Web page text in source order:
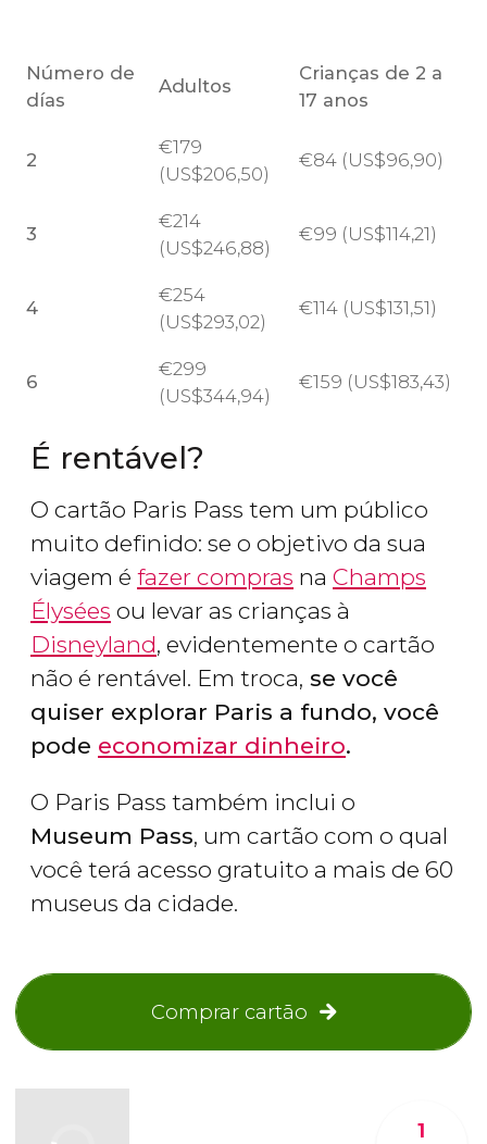
Número de
días
Adultos
Crianças de 2 a
17 anos
2
€179
(US$206,50)
€84 (US$96,90)
3
€214
(US$246,88)
€99 (US$114,21)
4
€254
(US$293,02)
€114 (US$131,51)
6
€299
(US$344,94)
€159 (US$183,43)
É rentável?
O cartão Paris Pass tem um público
muito definido: se o objetivo da sua
viagem é fazer compras na Champs
Élysées ou levar as crianças à
Disneyland, evidentemente o cartão
não é rentável. Em troca, se você
quiser explorar Paris a fundo, você
pode economizar dinheiro.
O Paris Pass também inclui o
Museum Pass, um cartão com o qual
você terá acesso gratuito a mais de 60
museus da cidade.
Comprar cartão
1